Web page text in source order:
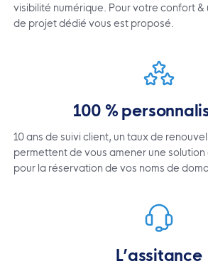
visibilité numérique. Pour votre confort &
de projet dédié vous est proposé.
100 %
10 ans de suivi client, un taux de
permettent de vous amener une
pour la réservation de vos noms de
L’assitance